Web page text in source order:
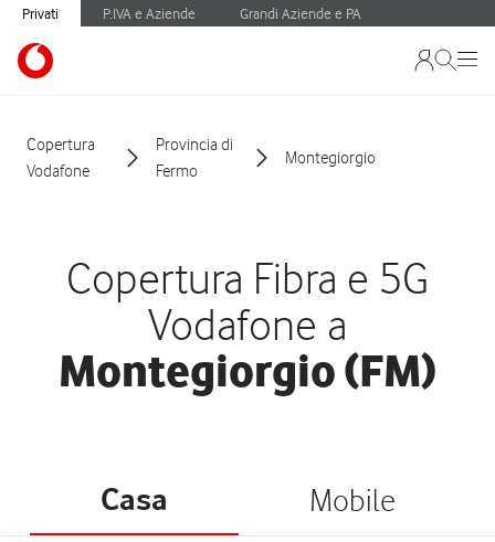
Privati P.IVA e Aziende Grandi Aziende e PA
Copertura
Vodafone
Provincia di
Fermo
Montegiorgio
Copertura Fibra e 5G
Vodafone a
Montegiorgio (FM)
Casa Mobile